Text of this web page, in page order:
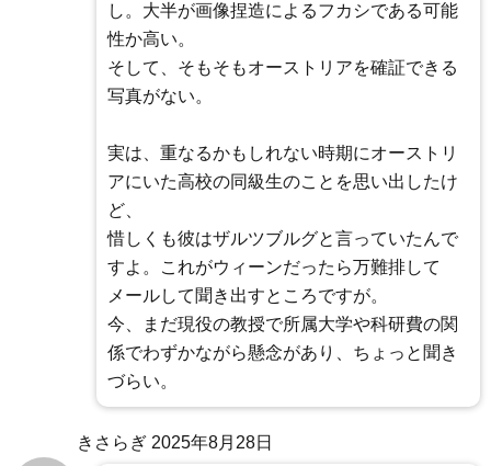
し。大半が画像捏造によるフカシである可能
性か高い。
そして、そもそもオーストリアを確証できる
写真がない。
実は、重なるかもしれない時期にオーストリ
アにいた高校の同級生のことを思い出したけ
ど、
惜しくも彼はザルツブルグと言っていたんで
すよ。これがウィーンだったら万難排して
メールして聞き出すところですが。
今、まだ現役の教授で所属大学や科研費の関
係でわずかながら懸念があり、ちょっと聞き
づらい。
きさらぎ 2025年8月28日